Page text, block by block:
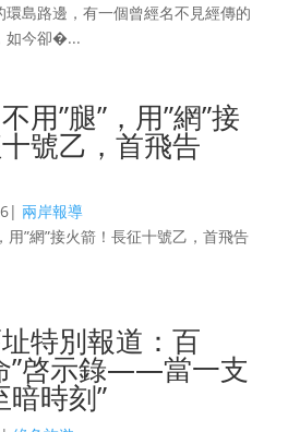
島路邊，有一個曾經名不見經傳的
如今卻�...
用”腿”，用”網”接
號乙，首飛告
| 兩岸報導
用”網”接火箭！長征十號乙，首飛告
特別報道：百
”啓示錄——當一支
暗時刻”